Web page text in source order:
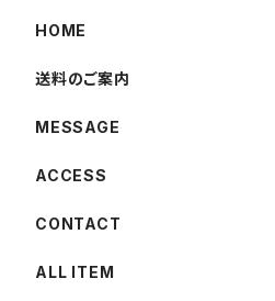
HOME
送料のご案内
MESSAGE
ACCESS
CONTACT
ALL ITEM